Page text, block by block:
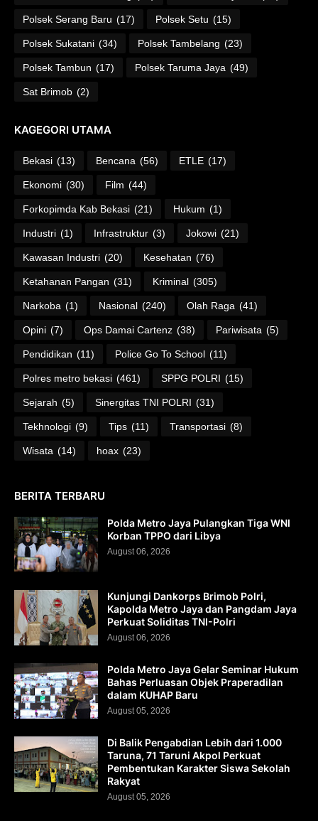
Polsek Serang Baru (17) Polsek Setu (15)
Polsek Sukatani (34) Polsek Tambelang (23)
Polsek Tambun (17) Polsek Taruma Jaya (49)
Sat Brimob (2)
KAGEGORI UTAMA
Bekasi (13) Bencana (56) ETLE (17)
Ekonomi (30) Film (44)
Forkopimda Kab Bekasi (21) Hukum (1)
Industri (1) Infrastruktur (3) Jokowi (21)
Kawasan Industri (20) Kesehatan (76)
Ketahanan Pangan (31) Kriminal (305)
Narkoba (1) Nasional (240) Olah Raga (41)
Opini (7) Ops Damai Cartenz (38) Pariwisata (5)
Pendidikan (11) Police Go To School (11)
Polres metro bekasi (461) SPPG POLRI (15)
Sejarah (5) Sinergitas TNI POLRI (31)
Tekhnologi (9) Tips (11) Transportasi (8)
Wisata (14) hoax (23)
BERITA TERBARU
Polda Metro Jaya Pulangkan Tiga WNI
Korban TPPO dari Libya
August 06, 2026
Kunjungi Dankorps Brimob Polri,
Kapolda Metro Jaya dan Pangdam Jaya
Perkuat Soliditas TNI-Polri
August 06, 2026
Polda Metro Jaya Gelar Seminar Hukum
Bahas Perluasan Objek Praperadilan
dalam KUHAP Baru
August 05, 2026
Di Balik Pengabdian Lebih dari 1.000
Taruna, 71 Taruni Akpol Perkuat
Pembentukan Karakter Siswa Sekolah
Rakyat
August 05, 2026